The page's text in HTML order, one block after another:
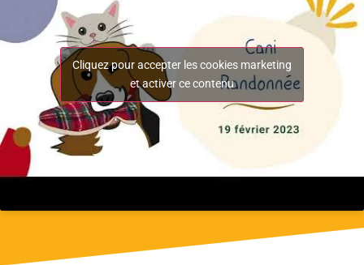
Cliquez pour accepter les cookies marketing
et activer ce contenu